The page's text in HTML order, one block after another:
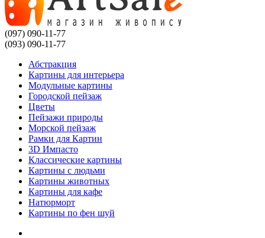
(097) 090-11-77
(093) 090-11-77
Абстракция
Картины для интерьера
Модульные картины
Городской пейзаж
Цветы
Пейзажи природы
Морской пейзаж
Рамки для Картин
3D Импасто
Классические картины
Картины с людьми
Картины животных
Картины для кафе
Натюрморт
Картины по фен шуй